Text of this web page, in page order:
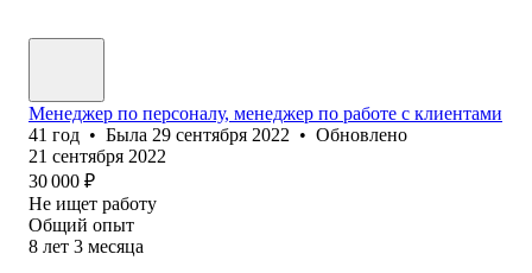
Менеджер по персоналу, менеджер по работе с клиентами
41 год • Была 29 сентября 2022 • Обновлено
21 сентября 2022
30 000 ₽
Не ищет работу
Общий опыт
8 лет 3 месяца